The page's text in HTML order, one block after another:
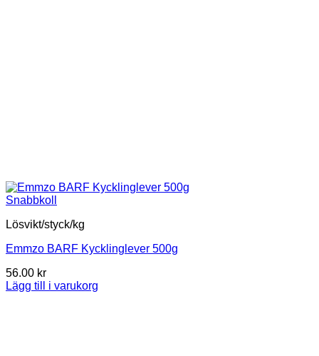
Snabbkoll
Lösvikt/styck/kg
Emmzo BARF Kycklinglever 500g
56.00 kr
Lägg till i varukorg